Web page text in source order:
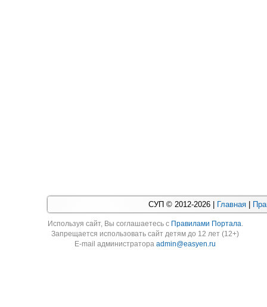
СУП © 2012-2026 | Главная
Используя cайт, Вы соглашаетесь с Правилами Портала.
Запрещается использовать сайт детям до 12 лет (12+)
E-mail администратораadmin@easyen.ru